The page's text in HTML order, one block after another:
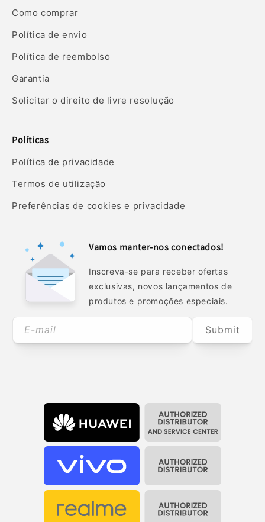
Como comprar
Política de envio
Política de reembolso
Garantia
Solicitar o direito de livre resolução
Políticas
Política de privacidade
Termos de utilização
Preferências de cookies e privacidade
Vamos manter-nos conectados!
Inscreva-se para receber ofertas
exclusivas, novos lançamentos de
produtos e promoções especiais.
E-mail Submit